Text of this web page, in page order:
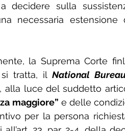
decidere sulla
necessaria
la Suprema Corte
tratta, il National
, alla luce del suddetto
maggiore” e delle
per la persona